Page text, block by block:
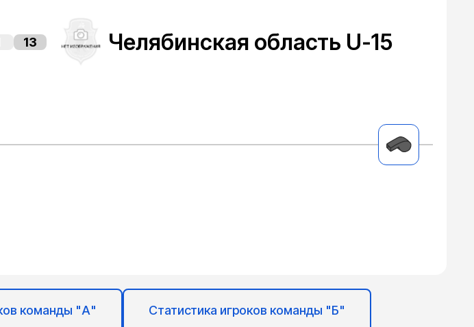
13 Челябинская область U-15
команды "А" Статистика игроков команды "Б"